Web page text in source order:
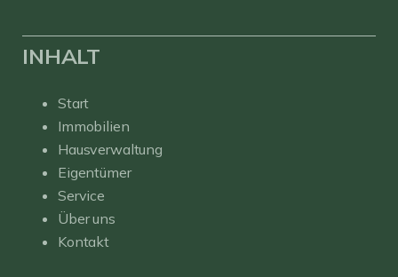
INHALT
Start
Immobilien
Hausverwaltung
Eigentümer
Service
Über uns
Kontakt